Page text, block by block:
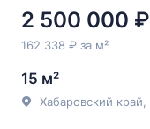
2 500 000 ₽
162 338 ₽ за м²
15 м²
Хабаровский край